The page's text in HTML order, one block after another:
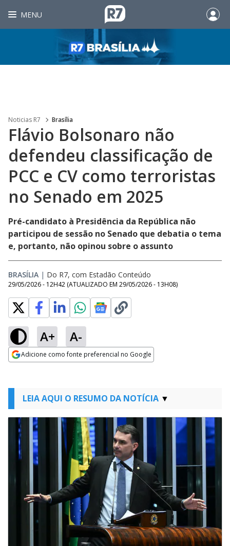
MENU
Noticias R7 Brasília
Flávio Bolsonaro não
defendeu classificação de
PCC e CV como terroristas
no Senado em 2025
Pré-candidato à Presidência da República não
participou de sessão no Senado que debatia o tema
e, portanto, não opinou sobre o assunto
BRASÍLIA | Do R7, com Estadão Conteúdo
29/05/2026 - 12H42 (ATUALIZADO EM 29/05/2026 - 13H08)
A+ A-
Adicione como fonte preferencial no Google
LEIA AQUI O RESUMO DA NOTÍCIA